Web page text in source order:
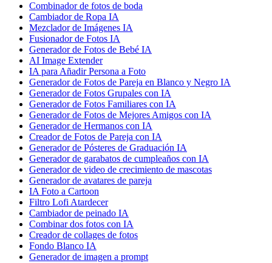
Combinador de fotos de boda
Cambiador de Ropa IA
Mezclador de Imágenes IA
Fusionador de Fotos IA
Generador de Fotos de Bebé IA
AI Image Extender
IA para Añadir Persona a Foto
Generador de Fotos de Pareja en Blanco y Negro IA
Generador de Fotos Grupales con IA
Generador de Fotos Familiares con IA
Generador de Fotos de Mejores Amigos con IA
Generador de Hermanos con IA
Creador de Fotos de Pareja con IA
Generador de Pósteres de Graduación IA
Generador de garabatos de cumpleaños con IA
Generador de video de crecimiento de mascotas
Generador de avatares de pareja
IA Foto a Cartoon
Filtro Lofi Atardecer
Cambiador de peinado IA
Combinar dos fotos con IA
Creador de collages de fotos
Fondo Blanco IA
Generador de imagen a prompt